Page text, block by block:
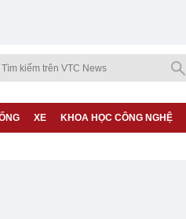
XE KHOA HỌC CÔNG NGHỆ